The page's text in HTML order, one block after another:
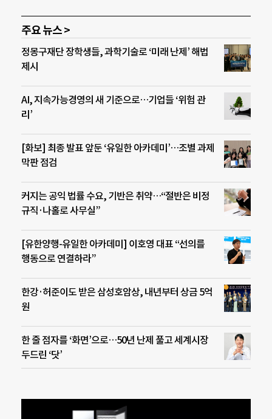
주요 뉴스 >
정몽구재단 장학생들, 과학기술로 ‘미래 난제’ 해법
제시
AI, 지속가능경영의 새 기준으로…기업들 ‘위험 관
리’
[화보] 최종 발표 앞둔 ‘유일한 아카데미’…조별 과제
막판 점검
커지는 공익 법률 수요, 기반은 취약…“절반은 비정
규직·나홀로 사무실”
[유한양행-유일한 아카데미] 이호영 대표 “선의를
행동으로 연결하라”
한강·허준이도 받은 삼성호암상, 내년부터 상금 5억
원
한 줄 점자를 ‘화면’으로…50년 난제 풀고 세계시장
두드린 ‘닷’